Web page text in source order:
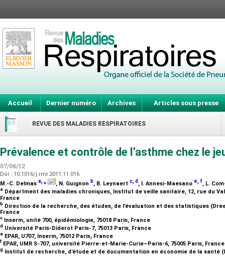
Accueil Dernier numéro Archives Articles sous presse
REVUE DES MALADIES RESPIRATOIRES
Prévalence et contrôle de l’asthme chez le
07/06/12
Doi : 10.1016/j.rmr.2011.11.016
M.-C. Delmas a,⁎ , N. Guignon b, B. Leynaert c,d , I. Annesi-Maesano e, f, L.
a Départment des maladies chroniques, Institut de veille sanitaire, 12, rue du Val
France
b Direction de la recherche, des études, de l’évaluation et des statistiques
France
c Inserm, unité 700, épidémiologie, 75018 Paris, France
d Université Paris-Diderot Paris-7, 75013 Paris, France
e EPAR, U707, Inserm, 75012 Paris, France
f EPAR, UMR S-707, université Pierre-et-Marie-Curie–Paris-6, 75005 Paris,
g Institut de recherche, d’étude et de documentation en économie de la santé